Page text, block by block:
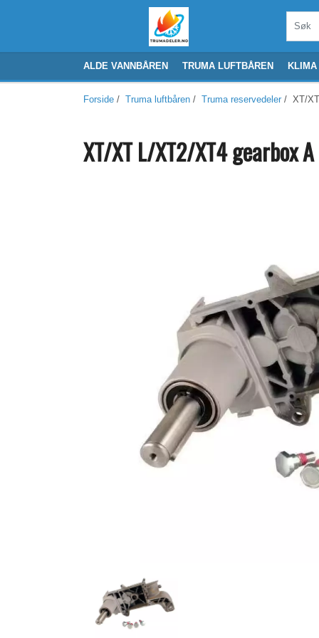
ALDE VANNBÅREN TRUMA LUFTBÅREN KLIMA
Forside / Truma luftbåren / Truma reservedeler / XT/XT
XT/XT L/XT2/XT4 gearbox A